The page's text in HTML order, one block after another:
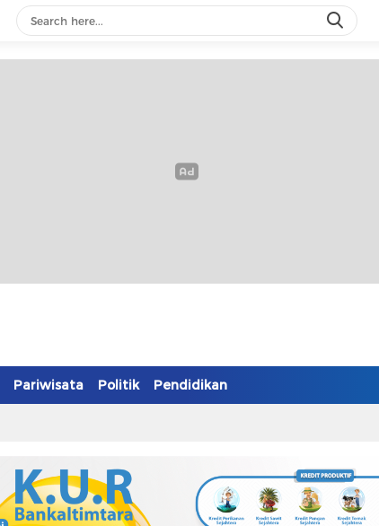
Pariwisata Politik Pendidikan